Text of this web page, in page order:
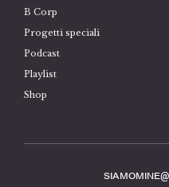
B Corp
Progetti speciali
Podcast
Playlist
Shop